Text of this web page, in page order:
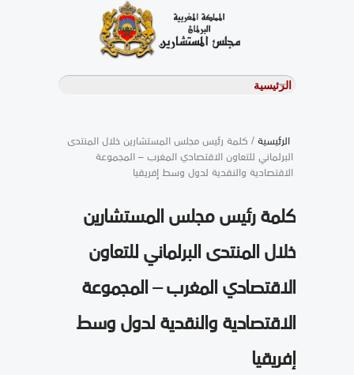
الرئيسية/ كلمة رئيس مجلس المستشارين خلال المنتدى
البرلماني للتعاون الاقتصادي المغرب – المجموعة
الاقتصادية والنقدية لدول وسط إفريقيا
كلمة رئيس مجلس المستشارين
خلال المنتدى البرلماني للتعاون
الاقتصادي المغرب – المجموعة
الاقتصادية والنقدية لدول وسط
إفريقيا